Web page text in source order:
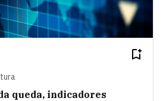
queda, indicadores